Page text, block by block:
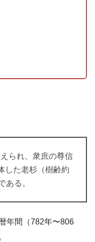
られ、衆庶の尊信
した老杉（樹齢約
ある。
年間（782年〜806